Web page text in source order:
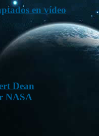
en vídeo
Dean
NASA